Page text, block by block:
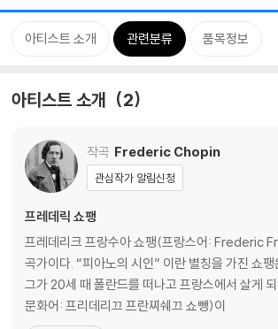
아티스트 소개 관련분류 품목정보
아티스트 소개 2
작곡 Frederic Chopin
관심작가 알림신청
프레데릭 쇼팽
프레데리크 프랑수아 쇼팽(프랑스어: Frederic
곡가이다. “피아노의 시인” 이란 별칭을 가진 쇼팽은 가
그가 20세 때 폴란드를 떠나고 프랑스에서 살게
문화어: 프리데리끄 프란찌쉐끄 쇼뺑)이